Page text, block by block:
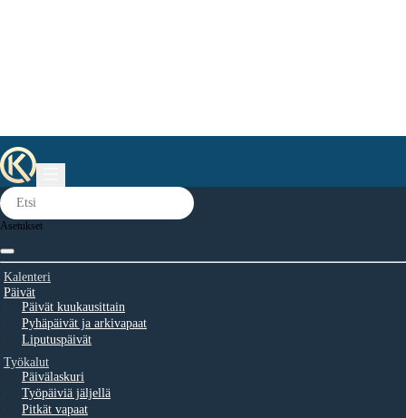
Asetukset
Kalenteri
Päivät
Päivät kuukausittain
Pyhäpäivät ja arkivapaat
Liputuspäivät
Työkalut
Päivälaskuri
Työpäiviä jäljellä
Pitkät vapaat